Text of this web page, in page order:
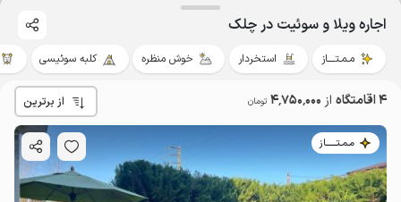
اجاره ویلا و سوئیت در چلک
مـمـتــــاز استخردار خوش منظره کلبه سوئیسی
4 اقامتگاه از 4٬750٬000 تومان از برترین
مـمـتــــــاز